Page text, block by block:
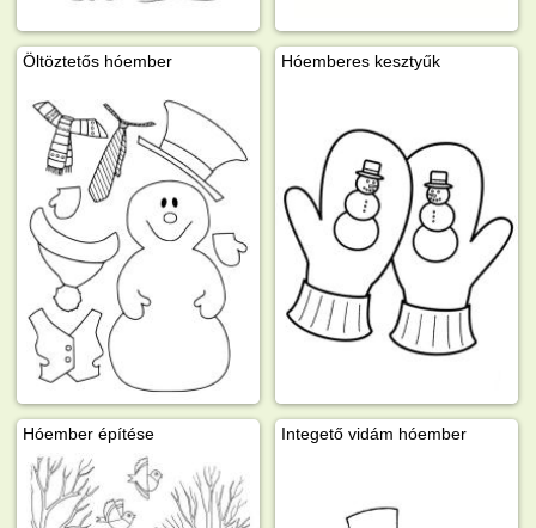
Öltöztetős hóember Hóemberes kesztyűk
Hóember építése Integető vidám hóember